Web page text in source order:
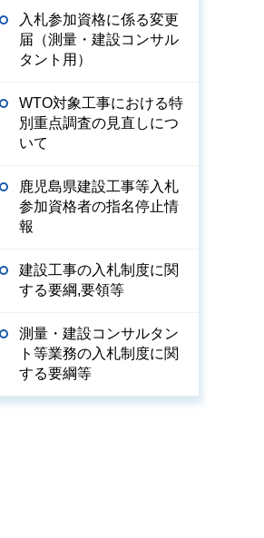
入札参加資格に係る変更
届（測量・建設コンサル
タント用）
WTO対象工事における特
別重点調査の見直しにつ
いて
鹿児島県建設工事等入札
参加資格者の指名停止情
報
建設工事の入札制度に関
する要綱,要領等
測量・建設コンサルタン
ト等業務の入札制度に関
する要綱等